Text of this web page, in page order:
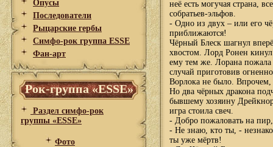
Опусы
Последователи
Рыцарские гербы
Симфо-рок группа ESSE
Фан-арт
Рок-группа «ESSE»
Раздел симфо-рок
группы «ESSE»
Фото
неё есть могучая страна,
собратьев-эльфов.
- Одно из двух – или его
приближаются!
Чёрный Блеск шагнул
хвостом. Лорд Ронен
ему тем же. Лорана пожала
случай приготовив
Ворлока не было.
Но два чёрных дракона
бывшему хозяину
игра стоила свеч.
- Добро пожаловать на
- Не знаю, кто ты, -
ты уже мёртв!